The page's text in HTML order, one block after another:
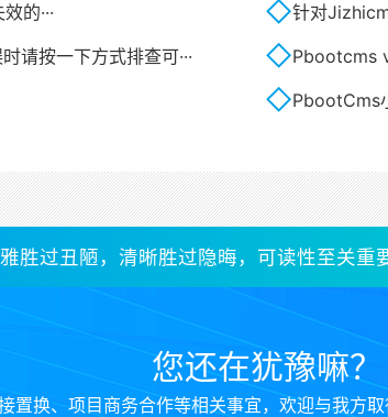
的···
针对
请按一下方式排查可···
Pbootcms
PbootCms
胜过丑陋，清晰胜过隐晦，可读性至关
您还在犹豫嘛？
置换、项目商务合作等相关事宜，欢迎与我方